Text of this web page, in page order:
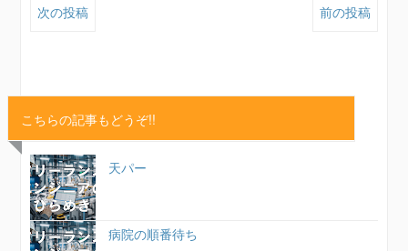
次の投稿 前の投稿
こちらの記事もどうぞ!!
天パー
病院の順番待ち